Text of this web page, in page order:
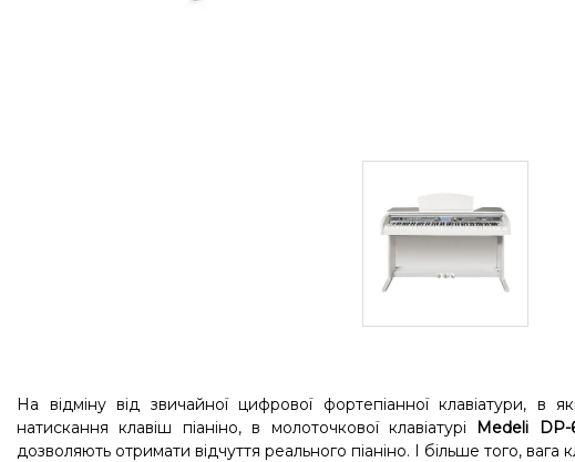
На відміну від звичайної цифрової фортепіанної клавіатури, в
натискання клавіш піаніно, в молоточкової клавіатурі Medeli DP-
дозволяють отримати відчуття реального піаніно. І більше того, вага